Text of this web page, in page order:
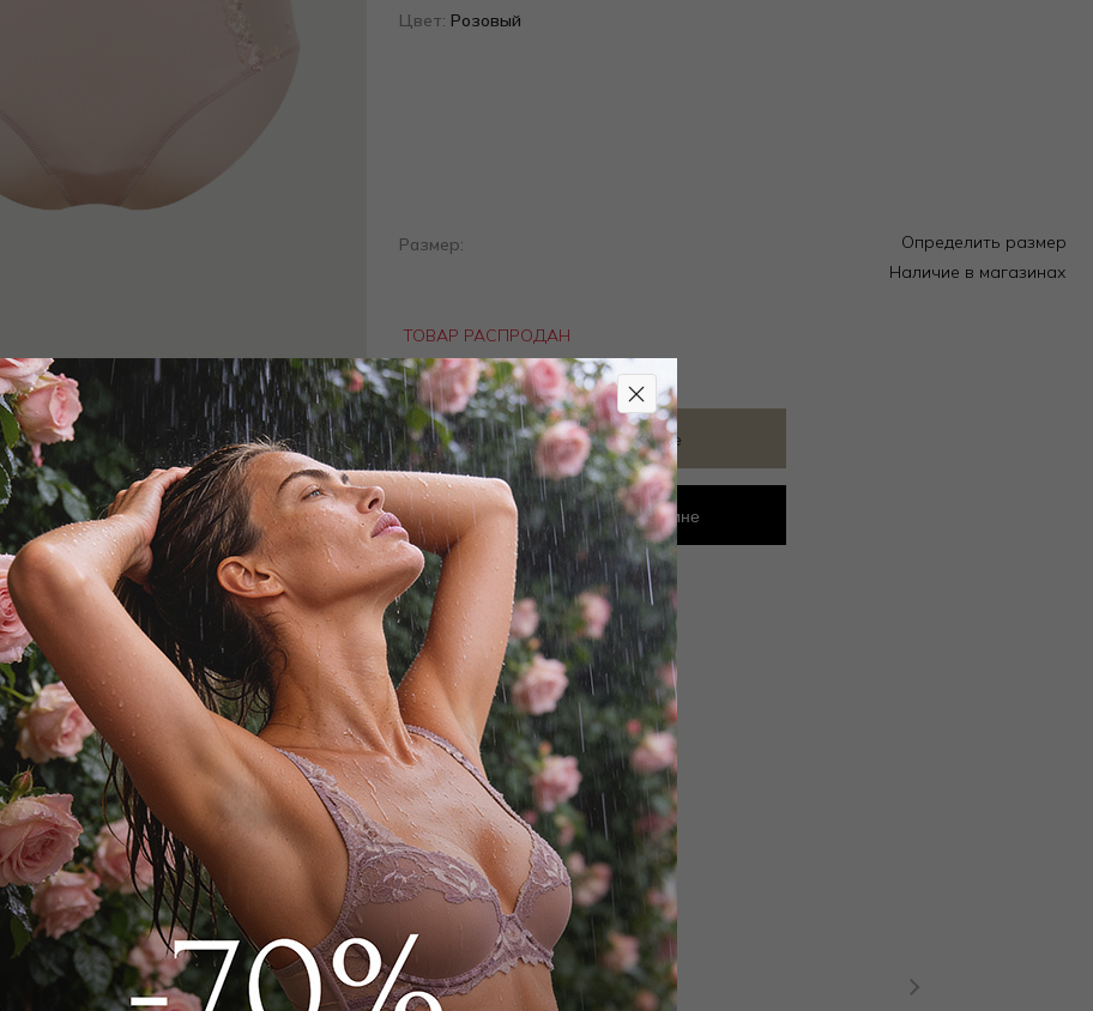
посадкой. Уплотненная передняя
по краю. Из-за телесного оттенка
под одеждой.
Розовый
Цвет: Розовый
Размер:
Определить размер
Наличие в магазинах
ТОВАР РАСПРОДАН
Добавить в избранное
Забронировать в магазине